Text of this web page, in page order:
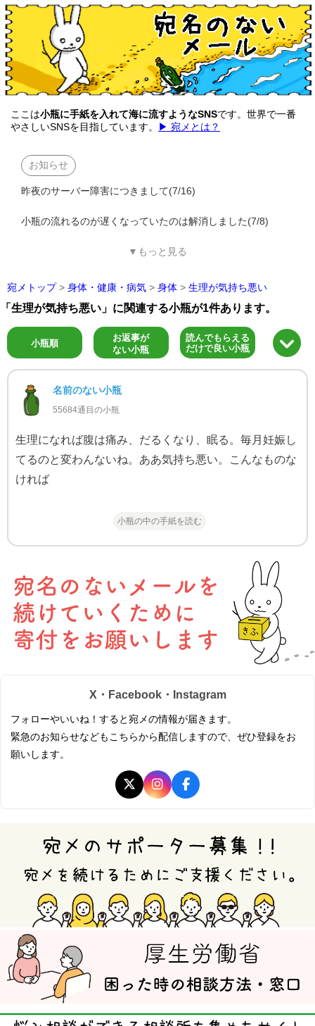
ここは小瓶に手紙を入れて海に流すようなSNSです。世界で一番
やさしいSNSを目指しています。
▶ 宛メとは？
お知らせ
昨夜のサーバー障害につきまして(7/16)
小瓶の流れるのが遅くなっていたのは解消しました(7/8)
▼もっと見る
宛メトップ > 身体・健康・病気 > 身体 > 生理が気持ち悪い
「生理が気持ち悪い」に関連する小瓶が1件あります。
小瓶順
お返事が
ない小瓶
読んでもらえる
だけで良い小瓶
名前のない小瓶
55684通目の小瓶
生理になれば腹は痛み、だるくなり、眠る。毎月妊娠し
てるのと変わんないね。ああ気持ち悪い。こんなものな
ければ
小瓶の中の手紙を読む
X・Facebook・Instagram
フォローやいいね！すると宛メの情報が届きます。
緊急のお知らせなどもこちらから配信しますので、ぜひ登録をお
願いします。